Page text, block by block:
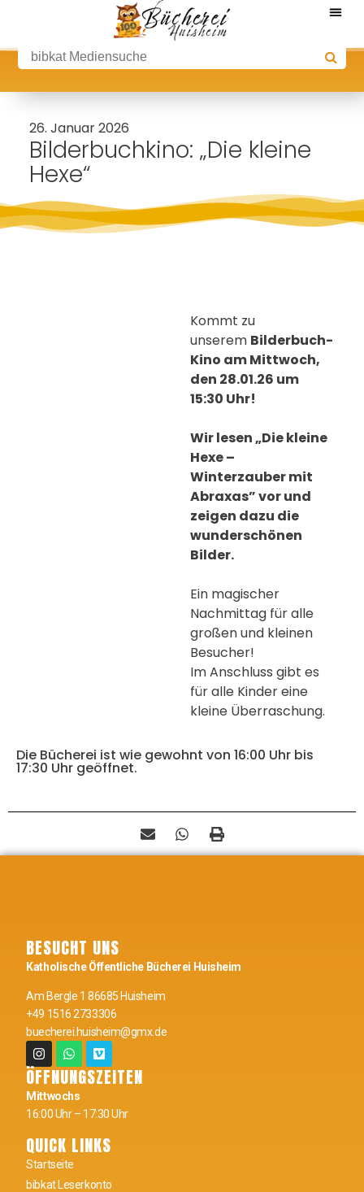
26. Januar 2026
Bilderbuchkino: „Die kleine
Hexe“
Kommt zu
unserem Bilderbuch-
Kino am Mittwoch,
den 28.01.26 um
15:30 Uhr!
Wir lesen „Die kleine
Hexe –
Winterzauber mit
Abraxas” vor und
zeigen dazu die
wunderschönen
Bilder.
Ein magischer
Nachmittag für alle
großen und kleinen
Besucher!
Im Anschluss gibt es
für alle Kinder eine
kleine Überraschung.
Die Bücherei ist wie gewohnt von 16:00 Uhr bis
17:30 Uhr geöffnet.
BESUCHT UNS
Katholische Öffentliche Bücherei Huisheim
Am Bergle 1 86685 Huisheim
+49 1516 2733306
buecherei.huisheim@gmx.de
ÖFFNUNGSZEITEN
Mittwochs
16:00 Uhr – 17:30 Uhr
QUICK LINKS
Startseite
bibkat Leserkonto